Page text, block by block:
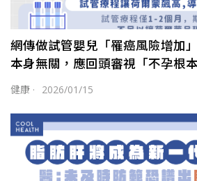
網傳做試管嬰兒「罹癌風險增加
本身無關，應回頭審視「不孕根本
健康 · 2026/01/15